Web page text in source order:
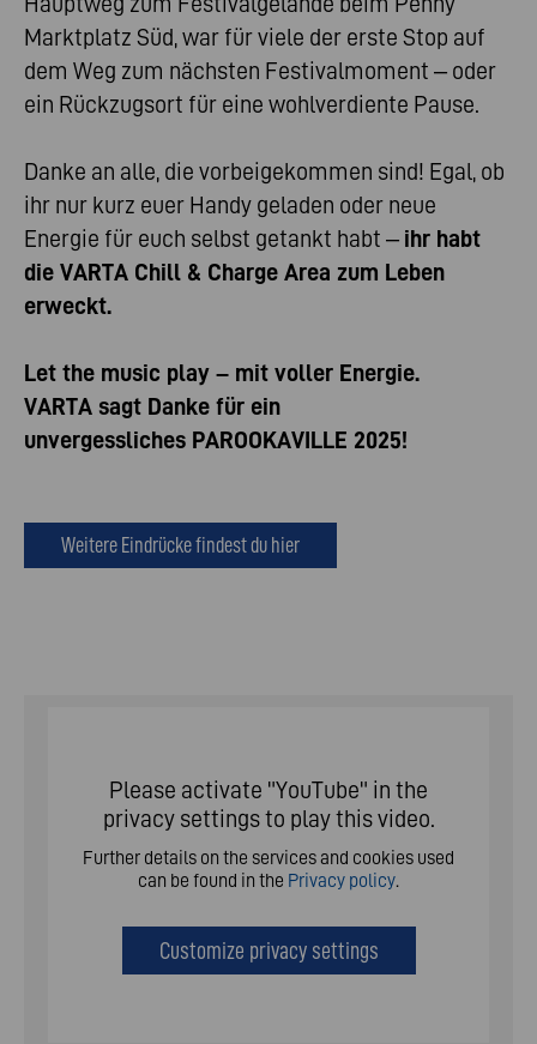
Marktplatz Süd, war für viele der erste Stop auf
dem Weg zum nächsten Festivalmoment – oder
ein Rückzugsort für eine wohlverdiente Pause.
Danke an alle, die vorbeigekommen sind! Egal, ob
ihr nur kurz euer Handy geladen oder neue
Energie für euch selbst getankt habt – ihr habt
die VARTA Chill & Charge Area zum Leben
erweckt.
Let the music play – mit voller Energie.
VARTA sagt Danke für ein
unvergessliches PAROOKAVILLE 2025!
Weitere Eindrücke findest du hier
Please activate "YouTube" in the
privacy settings to play this video.
Further details on the services and cookies used
can be found in the Privacy policy.
Customize privacy settings